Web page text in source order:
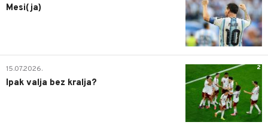
Mesi(ja)
2
15.07.2026.
Ipak valja bez kralja?